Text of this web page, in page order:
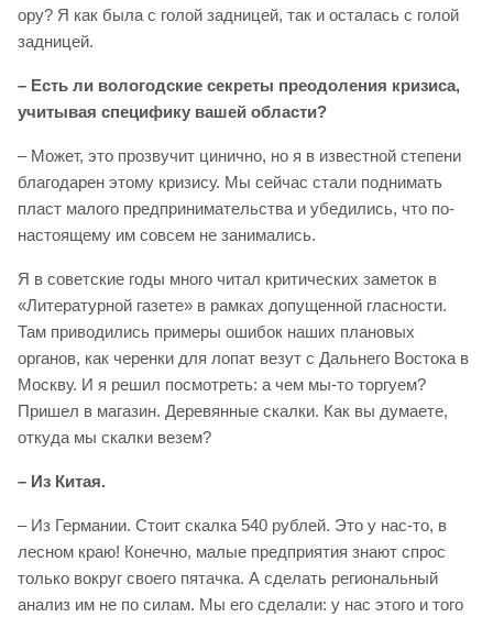
ору? Я как была с голой задницей, так и осталась с голой
задницей.
– Есть ли вологодские секреты преодоления кризиса,
учитывая специфику вашей области?
– Может, это прозвучит цинично, но я в известной степени
благодарен этому кризису. Мы сейчас стали поднимать
пласт малого предпринимательства и убедились, что по-
настоящему им совсем не занимались.
Я в советские годы много читал критических заметок в
«Литературной газете» в рамках допущенной гласности.
Там приводились примеры ошибок наших плановых
органов, как черенки для лопат везут с Дальнего Востока в
Москву. И я решил посмотреть: а чем мы-то торгуем?
Пришел в магазин. Деревянные скалки. Как вы думаете,
откуда мы скалки везем?
– Из Китая.
– Из Германии. Стоит скалка 540 рублей. Это у нас-то, в
лесном краю! Конечно, малые предприятия знают спрос
только вокруг своего пятачка. А сделать региональный
анализ им не по силам. Мы его сделали: у нас этого и того